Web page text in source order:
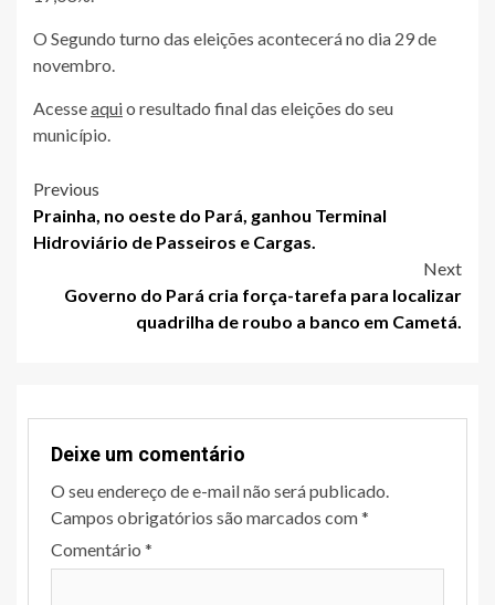
O Segundo turno das eleições acontecerá no dia 29 de
novembro.
Acesseaquio resultado final das eleições do seu
município.
Post
navigation
Previous
Prainha, no oeste do Pará, ganhou Terminal
Hidroviário de Passeiros e Cargas.
Next
Governo do Pará cria força-tarefa para localizar
quadrilha de roubo a banco em Cametá.
Deixe um comentário
O seu endereço de e-mail não será publicado.
Campos obrigatórios são marcados com*
Comentário *